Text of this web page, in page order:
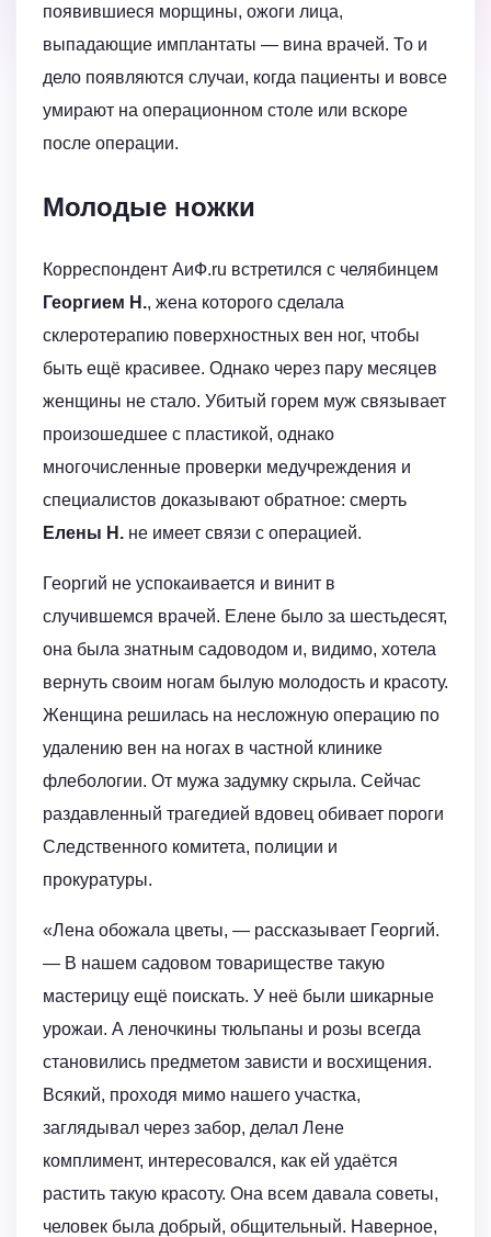
появившиеся морщины, ожоги лица,
выпадающие имплантаты — вина врачей. То и
дело появляются случаи, когда пациенты и вовсе
умирают на операционном столе или вскоре
после операции.
Молодые ножки
Корреспондент АиФ.ru встретился с челябинцем
Георгием Н., жена которого сделала
склеротерапию поверхностных вен ног, чтобы
быть ещё красивее. Однако через пару месяцев
женщины не стало. Убитый горем муж связывает
произошедшее с пластикой, однако
многочисленные проверки медучреждения и
специалистов доказывают обратное: смерть
Елены Н. не имеет связи с операцией.
Георгий не успокаивается и винит в
случившемся врачей. Елене было за шестьдесят,
она была знатным садоводом и, видимо, хотела
вернуть своим ногам былую молодость и красоту.
Женщина решилась на несложную операцию по
удалению вен на ногах в частной клинике
флебологии. От мужа задумку скрыла. Сейчас
раздавленный трагедией вдовец обивает пороги
Следственного комитета, полиции и
прокуратуры.
«Лена обожала цветы, — рассказывает Георгий.
— В нашем садовом товариществе такую
мастерицу ещё поискать. У неё были шикарные
урожаи. А леночкины тюльпаны и розы всегда
становились предметом зависти и восхищения.
Всякий, проходя мимо нашего участка,
заглядывал через забор, делал Лене
комплимент, интересовался, как ей удаётся
растить такую красоту. Она всем давала советы,
человек была добрый, общительный. Наверное,